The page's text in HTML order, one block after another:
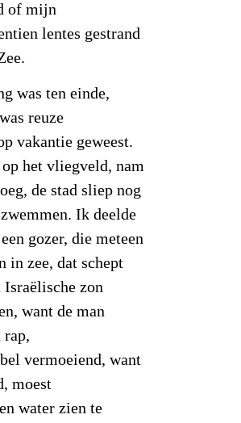
of mijn
lentes gestrand
was ten einde,
reuze
vakantie geweest.
het vliegveld, nam
de stad sliep nog
Ik deelde
gozer, die meteen
in zee, dat schept
Israëlische zon
want de man
rap,
vermoeiend, want
moest
water zien te